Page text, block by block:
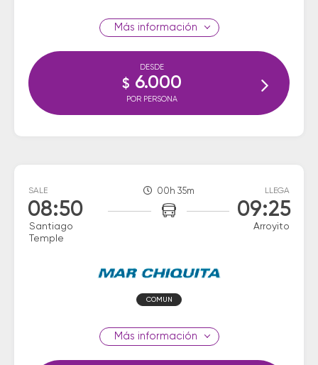
información
DESDE
$ 6.000
POR PERSONA
SALE
08:50
Santiago
Temple
00h 35m LLEGA
09:25
Arroyito
COMUN
información